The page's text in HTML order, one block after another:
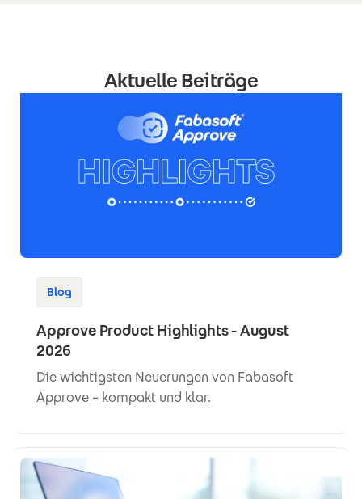
Aktuelle Beiträge
Blog
Approve Product Highlights - August
2026
Die wichtigsten Neuerungen von Fabasoft
Approve – kompakt und klar.